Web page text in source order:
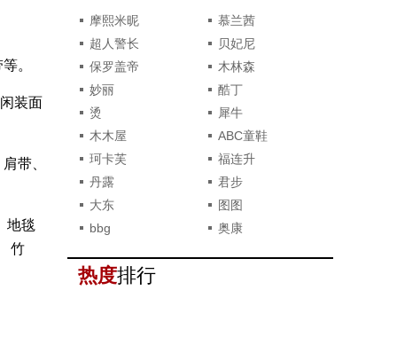
。
装面
带、
地毯
竹
摩熙米昵
慕兰茜
超人警长
贝妃尼
保罗盖帝
木林森
妙丽
酷丁
烫
犀牛
木木屋
ABC童鞋
珂卡芙
福连升
丹露
君步
大东
图图
bbg
奥康
热度排行